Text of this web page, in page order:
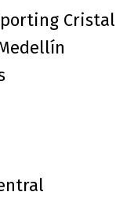
Cristal